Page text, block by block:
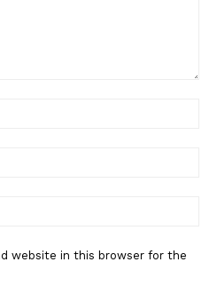
website in this browser for the